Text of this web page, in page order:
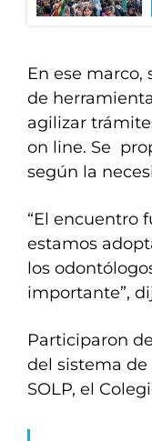
En ese
de
agilizar
on line. Se
según la
“El encuentro
estamos
los
importante”,
Participaron
del sistema de
SOLP, el